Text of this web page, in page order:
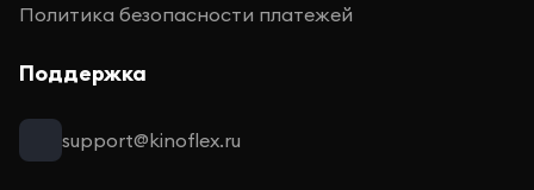
Политика безопасности платежей
Поддержка
support@kinoflex.ru